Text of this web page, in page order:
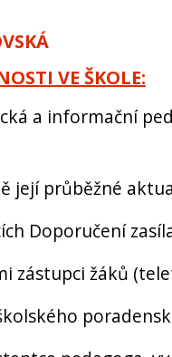
VE ŠKOLE:
a informační
její průběžné
Doporučení
zástupci žáků